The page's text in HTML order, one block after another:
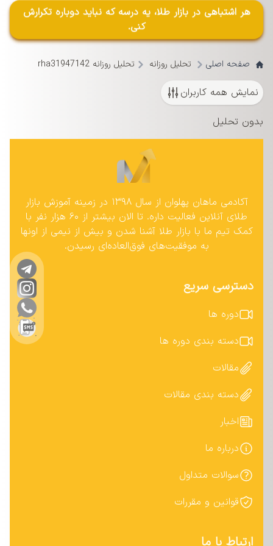
هر اشتباهی در بازار طلا، یه درسه که نباید دوباره تکرارش
کنی.
صفحه اصلی تحلیل روزانه تحلیل روزانه rha31947142
نمایش همه کاربران
بدون تحلیل
آکادمی ماهان پهلوان از سال ۱۳۹۸ در زمینه آموزش بازار
طلای آنلاین فعالیت داره. تا الان بیشتر از ۶۰ هزار نفر با
کمک تیم ما با بازار طلا آشنا شدن و بیش از نیمی از اونها
به موفقیت‌های فوق‌العاده‌ای رسیدن.
دسترسی سریع
دوره ها
دسته بندی دوره ها
مقالات
دسته بندی مقالات
اخبار
درباره ما
سوالات متداول
قوانین و مقررات
ارتباط با ما